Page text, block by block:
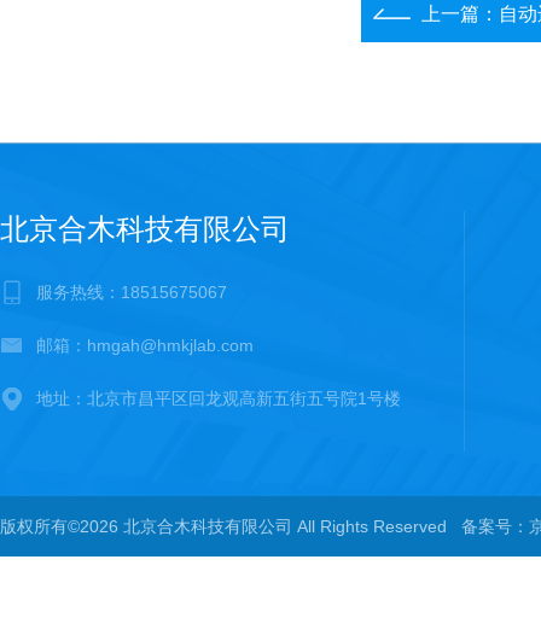
上一篇： 自
北京合木科技有限公司
服务热线：18515675067
邮箱：hmgah@hmkjlab.com
地址：北京市昌平区回龙观高新五街五号院1号楼
版权所有©2026 北京合木科技有限公司 All Rights Reserved 备案号：